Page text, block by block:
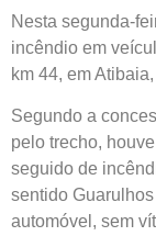
Nesta segunda-
incêndio em
km 44, em
Segundo a
pelo trecho,
seguido de
sentido
automóvel, sem